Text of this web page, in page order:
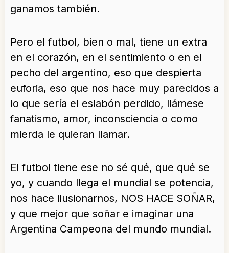
ganamos también.
Pero el futbol, bien o mal, tiene un extra
en el corazón, en el sentimiento o en el
pecho del argentino, eso que despierta
euforia, eso que nos hace muy parecidos a
lo que sería el eslabón perdido, llámese
fanatismo, amor, inconsciencia o como
mierda le quieran llamar.
El futbol tiene ese no sé qué, que qué se
yo, y cuando llega el mundial se potencia,
nos hace ilusionarnos, NOS HACE SOÑAR,
y que mejor que soñar e imaginar una
Argentina Campeona del mundo mundial.